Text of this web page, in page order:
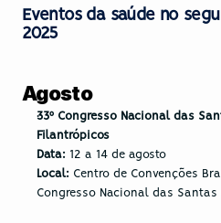
Eventos da saúde no
2025
Agosto
33º Congresso Nacional das
Filantrópicos
Data: 12 a 14 de agosto
Local: Centro de Convenções
Congresso Nacional das Santas